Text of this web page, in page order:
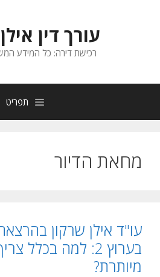
עורך דין
רכישת דירה: כל המידע
תפריט
מחאת הדיור
עו"ד אילן שרקון
בערוץ 2: למה בכלל
מיותרת?